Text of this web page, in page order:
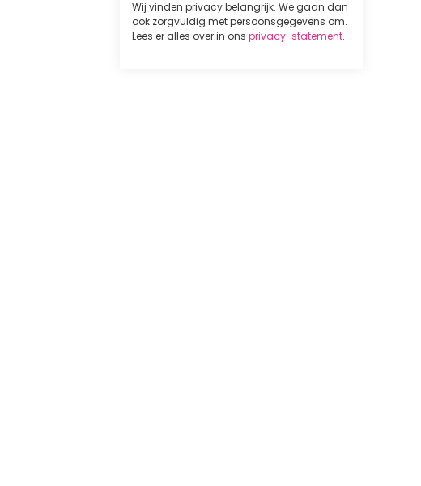
Wij vinden privacy belangrijk. We gaan dan
ook zorgvuldig met persoonsgegevens om.
Lees er alles over in ons privacy-statement.